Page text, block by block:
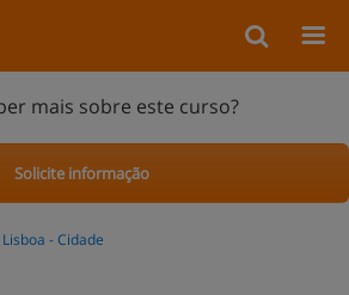
mais sobre este curso?
Solicite informação
Lisboa - Cidade